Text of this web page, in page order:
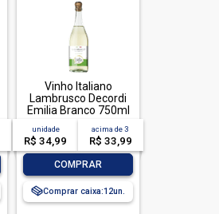
Vinho Italiano
Lambrusco Decordi
Emilia Branco 750ml
unidade
R$ 34,99
acima de3
R$ 33,99
COMPRAR
Comprar caixa:12